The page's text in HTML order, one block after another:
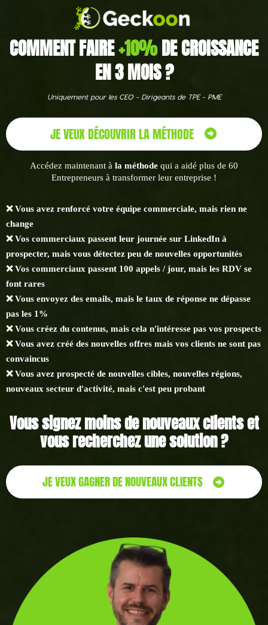
COMMENT FAIRE+10%DE CROISSANCE
EN 3 MOIS ?
Uniquement pour les CEO - Dirigeants de TPE - PME
JE VEUX DÉCOUVRIR LA MÉTHODE
Accédez maintenant à la méthode qui a aidé plus de 60
Entrepreneurs à transformer leur entreprise !
❌ Vous avez renforcé votre équipe commerciale, mais rien ne
change
❌ Vos commerciaux passent leur journée sur LinkedIn à
prospecter, mais vous détectez peu de nouvelles opportunités
❌ Vos commerciaux passent 100 appels / jour, mais les RDV se
font rares
❌ Vous envoyez des emails, mais le taux de réponse ne dépasse
pas les 1%
❌ Vous créez du contenus, mais cela n'intéresse pas vos prospects
❌ Vous avez créé des nouvelles offres mais vos clients ne sont pas
convaincus
❌ Vous avez prospecté de nouvelles cibles, nouvelles régions,
nouveaux secteur d'activité, mais c'est peu probant
Vous signez moins de nouveaux clients et
vous recherchez une solution ?
JE VEUX GAGNER DE NOUVEAUX CLIENTS